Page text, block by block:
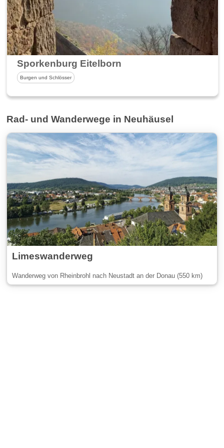
Sporkenburg Eitelborn
Burgen und Schlösser
Rad- und Wanderwege in Neuhäusel
Limeswanderweg
Wanderweg von Rheinbrohl nach Neustadt an der Donau (550 km)